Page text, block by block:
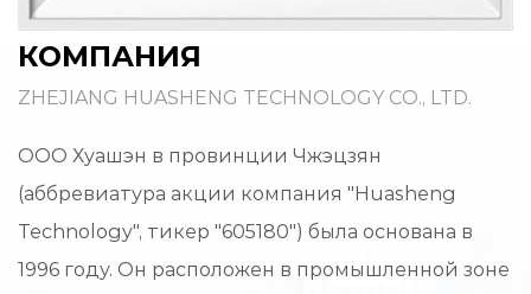
КОМПАНИЯ
ZHEJIANG HUASHENG TECHNOLOGY CO., LTD.
ООО Хуашэн в провинции Чжэцзян
(аббревиатура акции компания "Huasheng
Technology", тикер "605180") была основана в
1996 году. Он расположен в промышленной зоне